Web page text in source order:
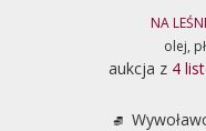
NA
olej,
aukcja z 4